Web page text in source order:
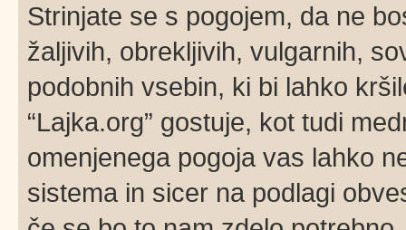
Strinjate se s pogojem, da ne
žaljivih, obrekljivih, vulgarnih,
podobnih vsebin, ki bi lahko
“Lajka.org” gostuje, kot tudi
omenjenega pogoja vas lahko
sistema in sicer na podlagi